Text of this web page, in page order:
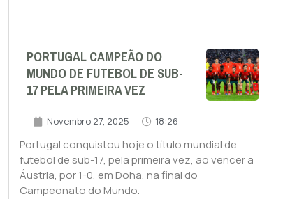
PORTUGAL CAMPEÃO DO
MUNDO DE FUTEBOL DE SUB-
17 PELA PRIMEIRA VEZ
Novembro 27, 2025 18:26
Portugal conquistou hoje o título mundial de
futebol de sub-17, pela primeira vez, ao vencer a
Áustria, por 1-0, em Doha, na final do
Campeonato do Mundo.